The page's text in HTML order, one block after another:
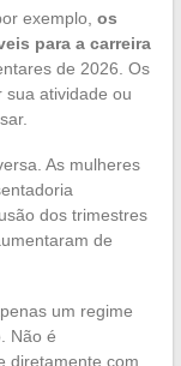
exemplo, os
para a carreira
de 2026. Os
sua atividade ou
As mulheres
dos trimestres
de
um regime
Não é
diretamente com